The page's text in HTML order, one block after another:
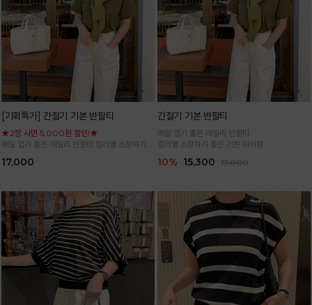
[기획특가] 간절기 기본 반팔티
★2장 사면 5,000원 할인!★
매일 입기 좋은 데일리 반팔티 컬러별 소장하기
17,000
간절기 기본 반팔티
매일 입기 좋은 데일리 반팔티
컬러별 소장하기 좋은 기본 아이템
10% 15,300 17,000